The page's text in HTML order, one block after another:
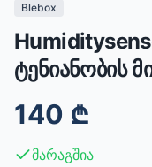
Blebox
ტენიანობის
140 ₾
მარაგშია